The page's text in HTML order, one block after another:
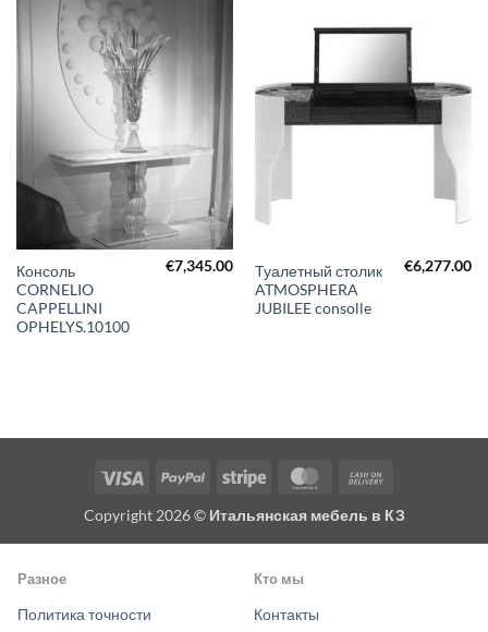
Консоль
CORNELIO
CAPPELLINI
OPHELYS.10100
€7,345.00
Туалетный столик
ATMOSPHERA
JUBILEE consolle
€6,277.00
Visa PayPal Stripe MasterCard
Delivery
Copyright 2026 © Итальянская мебель в КЗ
Разное
Политика точности
Кто мы
Контакты